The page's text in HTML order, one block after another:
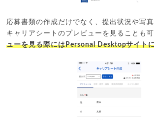
応募書類の作成だけでなく、提出状況や写
キャリアシートのプレビューを見ることも
ューを見る際にはPersonal Desktopサイト